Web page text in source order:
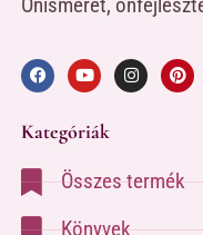
Kategóriák
Összes termék
Könyvek